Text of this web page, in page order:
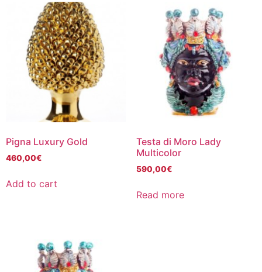
Pigna Luxury Gold
460,00€
Add to cart
Testa di Moro Lady
Multicolor
590,00€
Read more